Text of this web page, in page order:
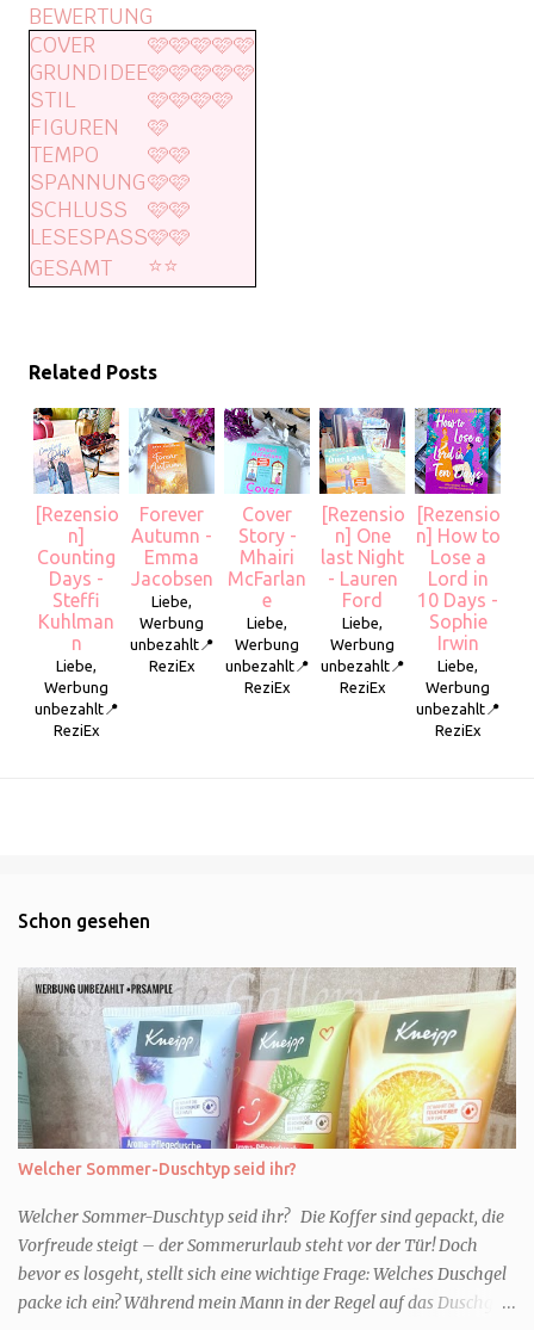
BEWERTUNG
COVER
🩷🩷🩷🩷🩷
GRUNDIDEE🩷🩷🩷🩷🩷
STIL
🩷🩷🩷🩷
FIGUREN
🩷
TEMPO
🩷🩷
SPANNUNG🩷🩷
SCHLUSS
🩷🩷
LESESPASS🩷🩷
GESAMT
⭐️⭐️
Related Posts
[Rezensio
n]
Counting
Days -
Steffi
Kuhlman
n
Liebe,
Werbung
unbezahlt📍
ReziEx
Forever
Autumn -
Emma
Jacobsen
Liebe,
Werbung
unbezahlt📍
ReziEx
Cover
Story -
Mhairi
McFarlan
e
Liebe,
Werbung
unbezahlt📍
ReziEx
[Rezensio
n] One
last Night
- Lauren
Ford
Liebe,
Werbung
unbezahlt📍
ReziEx
[Rezensio
n] How to
Lose a
Lord in
10 Days -
Sophie
Irwin
Liebe,
Werbung
unbezahlt📍
ReziEx
Schon gesehen
Welcher Sommer-Duschtyp seid ihr?
Welcher Sommer-Duschtyp seid ihr? Die Koffer sind gepackt, die
Vorfreude steigt – der Sommerurlaub steht vor der Tür! Doch
bevor es losgeht, stellt sich eine wichtige Frage: Welches Duschgel
packe ich ein? Während mein Mann in der Regel auf das Duschgel